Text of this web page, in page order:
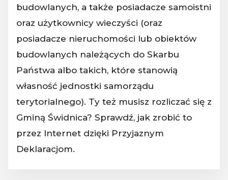
budowlanych, a także posiadacze samoistni
oraz użytkownicy wieczyści (oraz
posiadacze nieruchomości lub obiektów
budowlanych należących do Skarbu
Państwa albo takich, które stanowią
własność jednostki samorządu
terytorialnego). Ty też musisz rozliczać się z
Gminą Świdnica? Sprawdź, jak zrobić to
przez Internet dzięki Przyjaznym
Deklaracjom.